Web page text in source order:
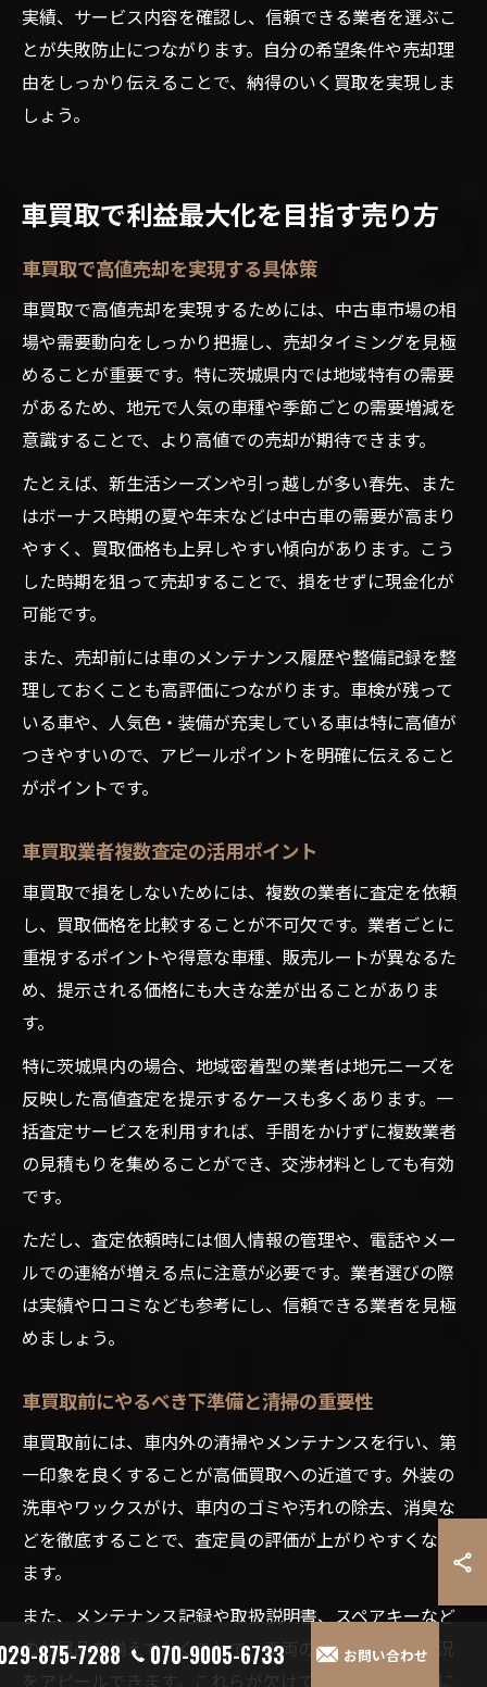
実績、サービス内容を確認し、信頼できる業者を選ぶこ
とが失敗防止につながります。自分の希望条件や売却理
由をしっかり伝えることで、納得のいく買取を実現しま
しょう。
車買取で利益最大化を目指す売り方
車買取で高値売却を実現する具体策
車買取で高値売却を実現するためには、中古車市場の相
場や需要動向をしっかり把握し、売却タイミングを見極
めることが重要です。特に茨城県内では地域特有の需要
があるため、地元で人気の車種や季節ごとの需要増減を
意識することで、より高値での売却が期待できます。
たとえば、新生活シーズンや引っ越しが多い春先、また
はボーナス時期の夏や年末などは中古車の需要が高まり
やすく、買取価格も上昇しやすい傾向があります。こう
した時期を狙って売却することで、損をせずに現金化が
可能です。
また、売却前には車のメンテナンス履歴や整備記録を整
理しておくことも高評価につながります。車検が残って
いる車や、人気色・装備が充実している車は特に高値が
つきやすいので、アピールポイントを明確に伝えること
がポイントです。
車買取業者複数査定の活用ポイント
車買取で損をしないためには、複数の業者に査定を依頼
し、買取価格を比較することが不可欠です。業者ごとに
重視するポイントや得意な車種、販売ルートが異なるた
め、提示される価格にも大きな差が出ることがありま
す。
特に茨城県内の場合、地域密着型の業者は地元ニーズを
反映した高値査定を提示するケースも多くあります。一
括査定サービスを利用すれば、手間をかけずに複数業者
の見積もりを集めることができ、交渉材料としても有効
です。
ただし、査定依頼時には個人情報の管理や、電話やメー
ルでの連絡が増える点に注意が必要です。業者選びの際
は実績や口コミなども参考にし、信頼できる業者を見極
めましょう。
車買取前にやるべき下準備と清掃の重要性
車買取前には、車内外の清掃やメンテナンスを行い、第
一印象を良くすることが高価買取への近道です。外装の
洗車やワックスがけ、車内のゴミや汚れの除去、消臭な
どを徹底することで、査定員の評価が上がりやすくなり
ます。
また、メンテナンス記録や取扱説明書、スペアキーなど
の付属品を揃えておくことで、車両の信頼性や管理状況
をアピールできます。これらが欠けていると減額要因に
875-7288 070-9005-6733 お問い合わせ